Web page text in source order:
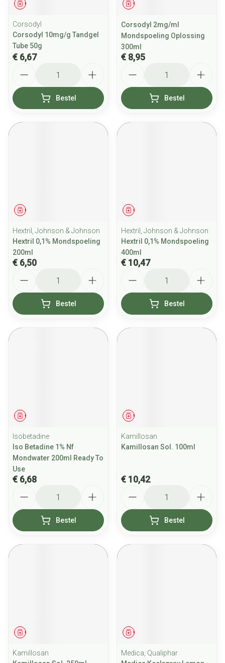
Geneesmiddel
Corsodyl
Corsodyl 10mg/g Tandgel
Tube 50g
€ 6,67
Bestel
Geneesmiddel
Corsodyl 2mg/ml
Mondspoeling Oplossing
300ml
€ 8,95
Bestel
Geneesmiddel
Hextril, Johnson & Johnson
Hextril 0,1% Mondspoeling
200ml
€ 6,50
Bestel
Geneesmiddel
Hextril, Johnson & Johnson
Hextril 0,1% Mondspoeling
400ml
€ 10,47
Bestel
Geneesmiddel
Isobetadine
Iso Betadine 1% Nf
Mondwater 200ml Ready To
Use
€ 6,68
Bestel
Geneesmiddel
Kamillosan
Kamillosan Sol. 100ml
€ 10,42
Bestel
Geneesmiddel
Kamillosan
Geneesmiddel
Medica, Qualiphar